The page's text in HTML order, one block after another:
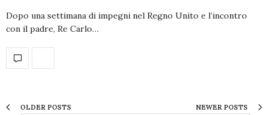
Dopo una settimana di impegni nel Regno Unito e l’incontro
con il padre, Re Carlo…
OLDER POSTS NEWER POSTS